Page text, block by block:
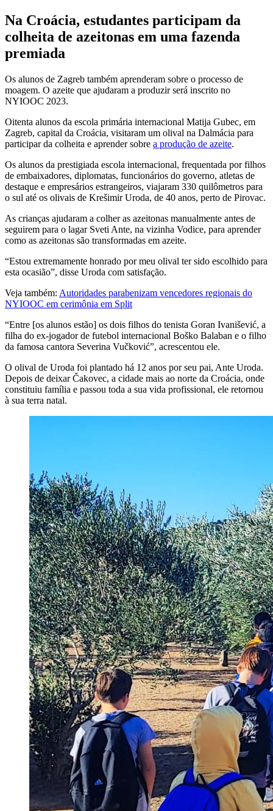
Na Croácia, estudantes participam da
colheita de azeitonas em uma fazenda
premiada
Os alunos de Zagreb também aprenderam sobre o processo de
moagem. O azeite que ajudaram a produzir será inscrito no
NYIOOC 2023.
Oitenta alunos da escola primária internacional Matija Gubec, em
Zagreb, capital da Croácia, visitaram um olival na Dalmácia para
participar da colheita e aprender sobre a produção de azeite.
Os alunos da prestigiada escola internacional, frequentada por filhos
de embaixadores, diplomatas, funcionários do governo, atletas de
destaque e empresários estrangeiros, viajaram 330 quilômetros para
o sul até os olivais de Krešimir Uroda, de 40 anos, perto de Pirovac.
As crianças ajudaram a colher as azeitonas manualmente antes de
seguirem para o lagar Sveti Ante, na vizinha Vodice, para aprender
como as azeitonas são transformadas em azeite.
“Estou extremamente honrado por meu olival ter sido escolhido para
esta ocasião”, disse Uroda com satisfação.
Veja também: Autoridades parabenizam vencedores regionais do
NYIOOC em cerimônia em Split
“Entre [os alunos estão] os dois filhos do tenista Goran Ivanišević, a
filha do ex-jogador de futebol internacional Boško Balaban e o filho
da famosa cantora Severina Vučković”, acrescentou ele.
O olival de Uroda foi plantado há 12 anos por seu pai, Ante Uroda.
Depois de deixar Čakovec, a cidade mais ao norte da Croácia, onde
constituiu família e passou toda a sua vida profissional, ele retornou
à sua terra natal.